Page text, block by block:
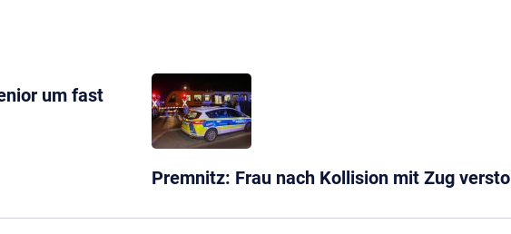
um fast
Premnitz: Frau nach Kollision mit Zug